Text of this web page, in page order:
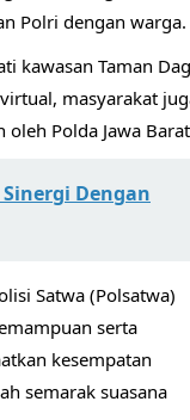
Polri dengan warga.
kawasan Taman
masyarakat
Polda Jawa
Dengan
Satwa (Polsatwa)
serta
kesempatan
semarak suasana